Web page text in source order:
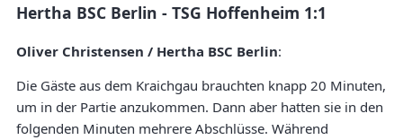
Hertha BSC Berlin - TSG Hoffenheim 1:1
Oliver Christensen / Hertha BSC Berlin:
Die Gäste aus dem Kraichgau brauchten knapp 20 Minuten,
um in der Partie anzukommen. Dann aber hatten sie in den
folgenden Minuten mehrere Abschlüsse. Während